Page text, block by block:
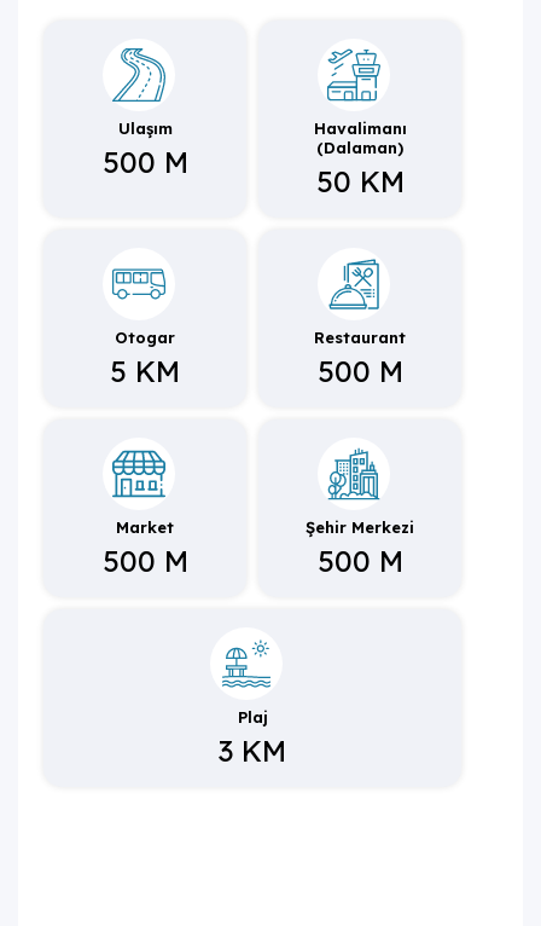
Ulaşım
500 M
Havalimanı
(Dalaman)
50 KM
Otogar
5 KM
Restaurant
500 M
Market
500 M
Şehir Merkezi
500 M
Plaj
3 KM